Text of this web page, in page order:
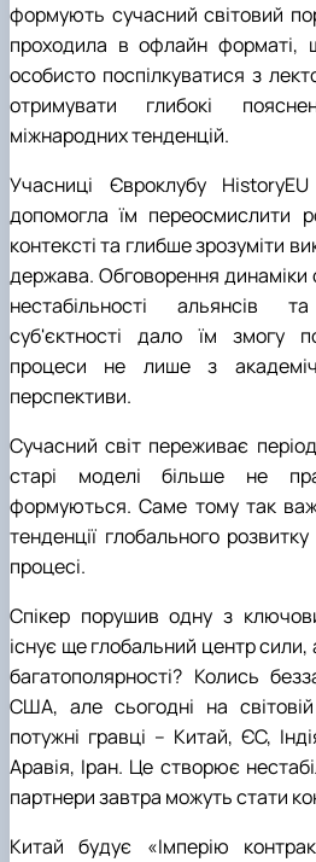
Career guidance
формують сучасний світовий
проходила в офлайн форматі,
особисто поспілкуватися з
отримувати глибокі
міжнародних тенденцій.
Учасниці Євроклубу HistoryEU
допомогла їм переосмислити
контексті та глибше зрозуміти
держава. Обговорення динаміки
нестабільності альянсів
суб'єктності дало їм змогу
процеси не лише з
перспективи.
Сучасний світ переживає
старі моделі більше не
формуються. Саме тому так
тенденції глобального
процесі.
Спікер порушив одну з
існує ще глобальний центр
багатополярності? Колись
США, але сьогодні на
потужні гравці – Китай, ЄС,
Аравія, Іран. Це створює
партнери завтра можуть стати
Китай будує «Імперію